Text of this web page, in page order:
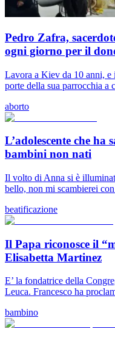
Pedro Zafra,
ogni giorno per il
Lavora a Kiev da 10 anni, e
porte della sua parrocchia a
aborto
L’adolescente che
bambini non nati
Il volto di Anna si è
bello, non mi scambierei
beatificazione
Il Papa riconosce il
Elisabetta Martinez
E’ la fondatrice della
Leuca. Francesco ha
bambino